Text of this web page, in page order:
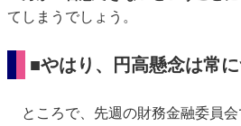
てしまうでしょう。
■やはり、 円高懸念は常
ところで、先週の財務金融委員